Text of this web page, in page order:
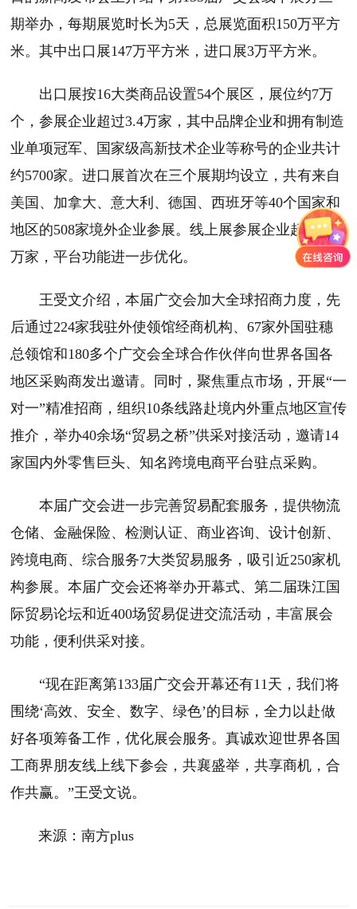
期举办，每期展览时长为5天，总展览面积150万平方
米。其中出口展147万平方米，进口展3万平方米。
出口展按16大类商品设置54个展区，展位约7万
个，参展企业超过3.4万家，其中品牌企业和拥有制造
业单项冠军、国家级高新技术企业等称号的企业共计
约5700家。进口展首次在三个展期均设立，共有来自
美国、加拿大、意大利、德国、西班牙等40个国家和
地区的508家境外企业参展。线上展参展企业超过3.5
万家，平台功能进一步优化。
王受文介绍，本届广交会加大全球招商力度，先
后通过224家我驻外使领馆经商机构、67家外国驻穗
总领馆和180多个广交会全球合作伙伴向世界各国各
地区采购商发出邀请。同时，聚焦重点市场，开展“一
对一”精准招商，组织10条线路赴境内外重点地区宣传
推介，举办40余场“贸易之桥”供采对接活动，邀请14
家国内外零售巨头、知名跨境电商平台驻点采购。
本届广交会进一步完善贸易配套服务，提供物流
仓储、金融保险、检测认证、商业咨询、设计创新、
跨境电商、综合服务7大类贸易服务，吸引近250家机
构参展。本届广交会还将举办开幕式、第二届珠江国
际贸易论坛和近400场贸易促进交流活动，丰富展会
功能，便利供采对接。
“现在距离第133届广交会开幕还有11天，我们将
围绕‘高效、安全、数字、绿色’的目标，全力以赴做
好各项筹备工作，优化展会服务。真诚欢迎世界各国
工商界朋友线上线下参会，共襄盛举，共享商机，合
作共赢。”王受文说。
来源：南方plus